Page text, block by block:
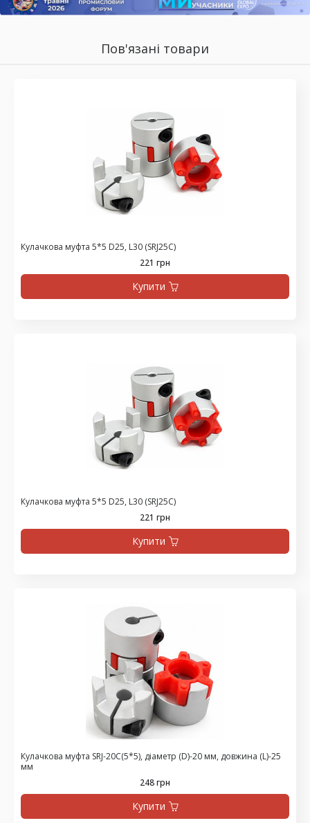
Пов'язані товари
Кулачкова муфта 5*5 D25, L30 (SRJ25C)
221 грн
Купити
Кулачкова муфта 5*5 D25, L30 (SRJ25C)
221 грн
Купити
Кулачкова муфта SRJ-20C(5*5), діаметр (D)-20 мм, довжина (L)-25
мм
248 грн
Купити